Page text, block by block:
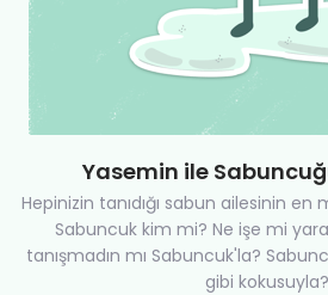
Yasemin ile
Hepinizin tanıdığı sabun ailesinin en
Sabuncuk kim mi? Ne işe mi
tanışmadın mı Sabuncuk'la?
gibi kokusuyla?